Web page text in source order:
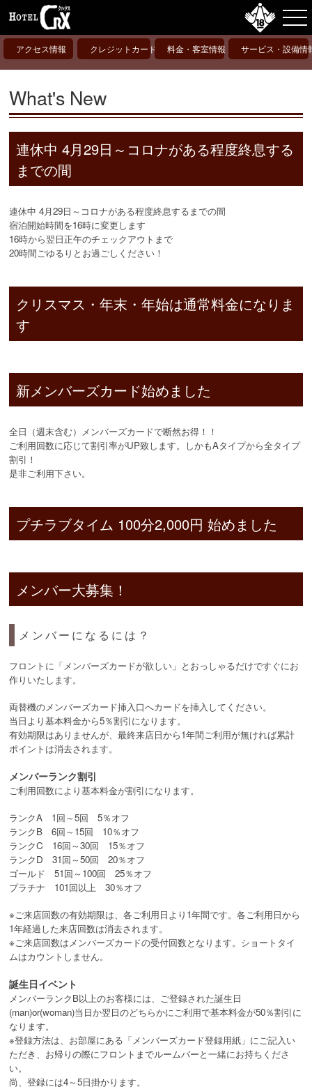
アクセス情報 クレジットカード 料金・客室情報 サービス・設備情
What's New
連休中 4月29日～コロナがある程度終息する
までの間
連休中 4月29日～コロナがある程度終息するまでの間
宿泊開始時間を16時に変更します
16時から翌日正午のチェックアウトまで
20時間ごゆるりとお過ごしください！
クリスマス・年末・年始は通常料金になりま
す
新メンバーズカード始めました
全日（週末含む）メンバーズカードで断然お得！！
ご利用回数に応じて割引率がUP致します。しかもAタイプから全タイプ
割引！
是非ご利用下さい。
プチラブタイム 100分2,000円 始めました
メンバー大募集！
メンバーになるには？
フロントに「メンバーズカードが欲しい」とおっしゃるだけですぐにお
作りいたします。
両替機のメンバーズカード挿入口へカードを挿入してください。
当日より基本料金から5％割引になります。
有効期限はありませんが、最終来店日から1年間ご利用が無ければ累計
ポイントは消去されます。
メンバーランク割引
ご利用回数により基本料金が割引になります。
ランクA 1回～5回 5％オフ
ランクB 6回～15回 10％オフ
ランクC 16回～30回 15％オフ
ランクD 31回～50回 20％オフ
ゴールド 51回～100回 25％オフ
プラチナ 101回以上 30％オフ
※ご来店回数の有効期限は、各ご利用日より1年間です。各ご利用日から
1年経過した来店回数は消去されます。
※ご来店回数はメンバーズカードの受付回数となります。ショートタイ
ムはカウントしません。
誕生日イベント
メンバーランクB以上のお客様には、ご登録された誕生日
(man)or(woman)当日か翌日のどちらかにご利用で基本料金が50％割引に
なります。
※登録方法は、お部屋にある「メンバーズカード登録用紙」にご記入い
ただき、お帰りの際にフロントまでルームバーと一緒にお持ちくださ
い。
尚、登録には4～5日掛かります。